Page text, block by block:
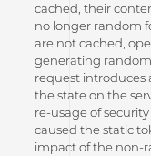
cached, their
no longer random
are not cached,
generating
request introduces
the state on the
re-usage of
caused the static
impact of the non-